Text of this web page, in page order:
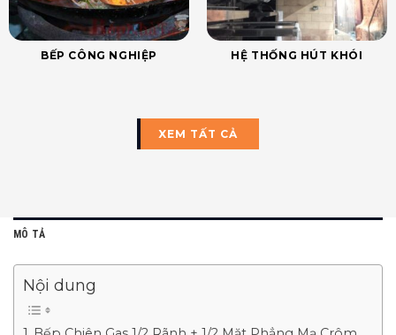
BẾP CÔNG NGHIỆP HỆ THỐNG HÚT KHÓI
XEM TẤT CẢ
MÔ TẢ
Nội dung